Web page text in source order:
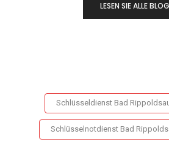
LESEN SIE ALLE
Schlüsseldienst Bad
Schlüsselnotdienst Bad